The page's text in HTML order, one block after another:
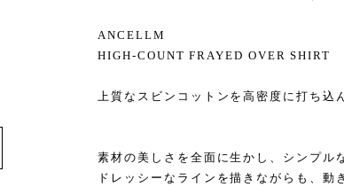
ANCELLM
HIGH-COUNT FRAYED OVER SHIRT
上質なスビンコットンを高密度に打ち込
素材の美しさを全面に生かし、シンプル
ドレッシーなラインを描きながらも、動